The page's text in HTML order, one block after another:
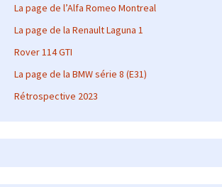
La page de l’Alfa Romeo Montreal
La page de la Renault Laguna 1
Rover 114 GTI
La page de la BMW série 8 (E31)
Rétrospective 2023